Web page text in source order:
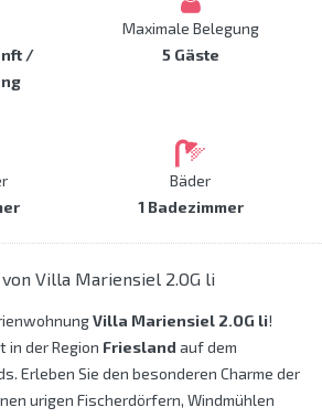
/
Maximale Belegung
5 Gäste
Bäder
1 Badezimmer
Villa Mariensiel 2.OG li
Villa Mariensiel 2.OG li!
der Region Friesland auf dem
Erleben Sie den besonderen Charme der
urigen Fischerdörfern, Windmühlen